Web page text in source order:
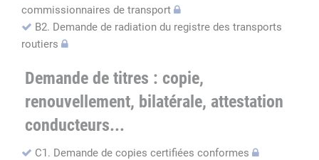
commissionnaires de transport
B2. Demande de radiation du registre des transports
routiers
Demande de titres : copie,
renouvellement, bilatérale, attestation
conducteurs...
C1. Demande de copies certifiées conformes